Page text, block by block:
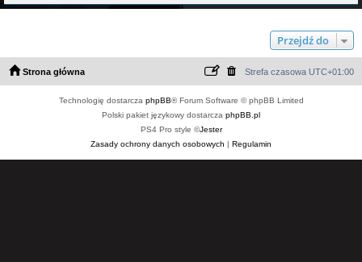
Przejdź do
Strona główna Strefa czasowa UTC+01:00
Technologię dostarcza phpBB® Forum Software © phpBB Limited
Polski pakiet językowy dostarcza phpBB.pl
PS4 Pro style ©Jester
Zasady ochrony danych osobowych | Regulamin